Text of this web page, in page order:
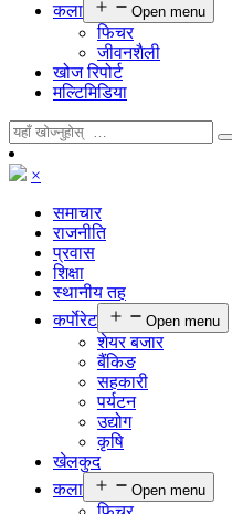
कला
Open menu
फिचर
जीवनशैली
खोज रिपोर्ट
मल्टिमिडिया
×
समाचार
राजनीति
प्रवास
शिक्षा
स्थानीय तह
कर्पाेरेट
Open menu
शेयर बजार
बैंकिङ
सहकारी
पर्यटन
उद्योग
कृषि
खेलकुद
कला
Open menu